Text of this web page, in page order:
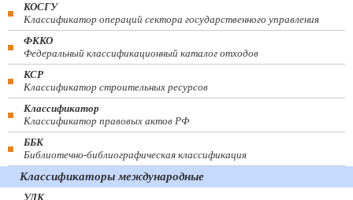
КОСГУ
Классификатор операций сектора государственного управления
ФККО
Федеральный классификационный каталог отходов
КСР
Классификатор строительных ресурсов
Классификатор
Классификатор правовых актов РФ
ББК
Библиотечно-библиографическая классификация
Классификаторы международные
УДК